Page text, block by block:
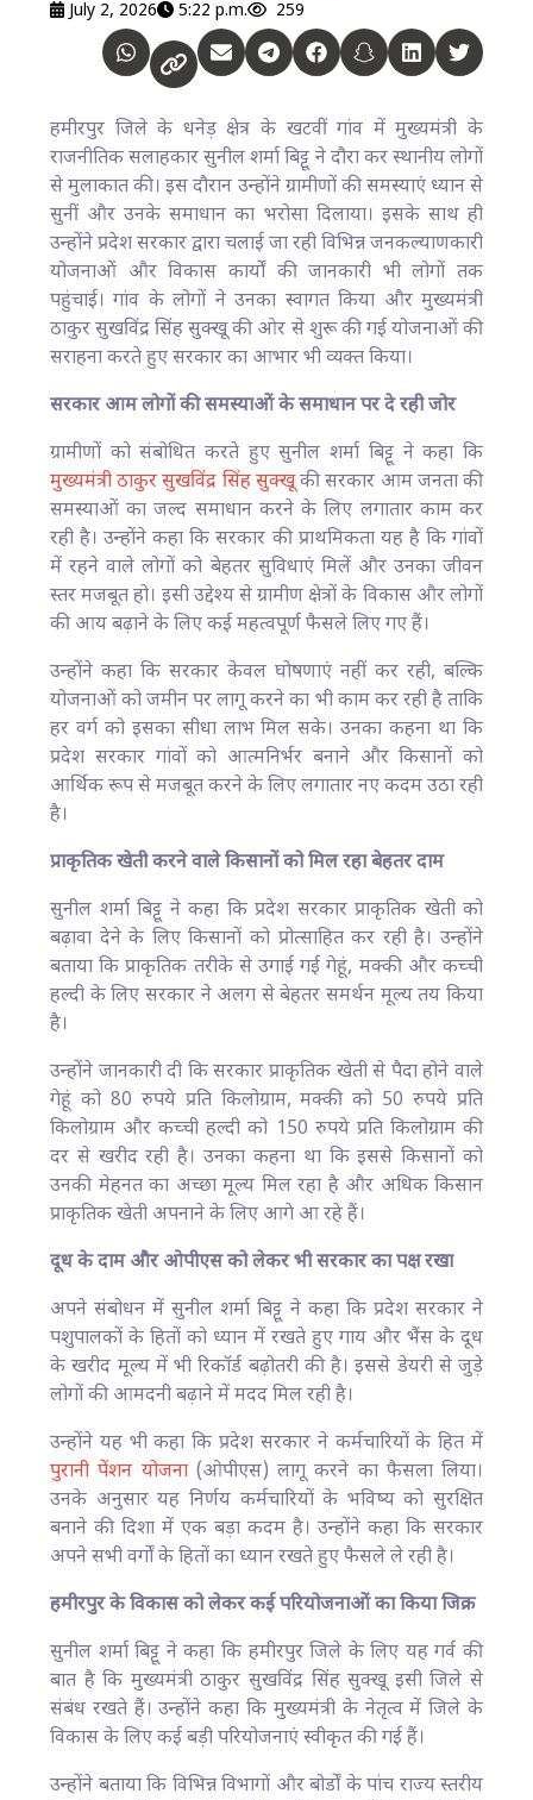
July 2, 2026 5:22 p.m. 259
हमीरपुर जिले के धनेड़ क्षेत्र के खटवीं गांव में मुख्यमंत्री के
राजनीतिक सलाहकार सुनील शर्मा बिट्टू ने दौरा कर स्थानीय लोगों
से मुलाकात की। इस दौरान उन्होंने ग्रामीणों की समस्याएं ध्यान से
सुनीं और उनके समाधान का भरोसा दिलाया। इसके साथ ही
उन्होंने प्रदेश सरकार द्वारा चलाई जा रही विभिन्न जनकल्याणकारी
योजनाओं और विकास कार्यों की जानकारी भी लोगों तक
पहुंचाई। गांव के लोगों ने उनका स्वागत किया और मुख्यमंत्री
ठाकुर सुखविंद्र सिंह सुक्खू की ओर से शुरू की गई योजनाओं की
सराहना करते हुए सरकार का आभार भी व्यक्त किया।
सरकार आम लोगों की समस्याओं के समाधान पर दे रही जोर
ग्रामीणों को संबोधित करते हुए सुनील शर्मा बिट्टू ने कहा कि
मुख्यमंत्री ठाकुर सुखविंद्र सिंह सुक्खूकी सरकार आम जनता की
समस्याओं का जल्द समाधान करने के लिए लगातार काम कर
रही है। उन्होंने कहा कि सरकार की प्राथमिकता यह है कि गांवों
में रहने वाले लोगों को बेहतर सुविधाएं मिलें और उनका जीवन
स्तर मजबूत हो। इसी उद्देश्य से ग्रामीण क्षेत्रों के विकास और लोगों
की आय बढ़ाने के लिए कई महत्वपूर्ण फैसले लिए गए हैं।
उन्होंने कहा कि सरकार केवल घोषणाएं नहीं कर रही, बल्कि
योजनाओं को जमीन पर लागू करने का भी काम कर रही है ताकि
हर वर्ग को इसका सीधा लाभ मिल सके। उनका कहना था कि
प्रदेश सरकार गांवों को आत्मनिर्भर बनाने और किसानों को
आर्थिक रूप से मजबूत करने के लिए लगातार नए कदम उठा रही
है।
प्राकृतिक खेती करने वाले किसानों को मिल रहा बेहतर दाम
सुनील शर्मा बिट्टू ने कहा कि प्रदेश सरकार प्राकृतिक खेती को
बढ़ावा देने के लिए किसानों को प्रोत्साहित कर रही है। उन्होंने
बताया कि प्राकृतिक तरीके से उगाई गई गेहूं, मक्की और कच्ची
हल्दी के लिए सरकार ने अलग से बेहतर समर्थन मूल्य तय किया
है।
उन्होंने जानकारी दी कि सरकार प्राकृतिक खेती से पैदा होने वाले
गेहूं को 80 रुपये प्रति किलोग्राम, मक्की को 50 रुपये प्रति
किलोग्राम और कच्ची हल्दी को 150 रुपये प्रति किलोग्राम की
दर से खरीद रही है। उनका कहना था कि इससे किसानों को
उनकी मेहनत का अच्छा मूल्य मिल रहा है और अधिक किसान
प्राकृतिक खेती अपनाने के लिए आगे आ रहे हैं।
दूध के दाम और ओपीएस को लेकर भी सरकार का पक्ष रखा
अपने संबोधन में सुनील शर्मा बिट्टू ने कहा कि प्रदेश सरकार ने
पशुपालकों के हितों को ध्यान में रखते हुए गाय और भैंस के दूध
के खरीद मूल्य में भी रिकॉर्ड बढ़ोतरी की है। इससे डेयरी से जुड़े
लोगों की आमदनी बढ़ाने में मदद मिल रही है।
उन्होंने यह भी कहा कि प्रदेश सरकार ने कर्मचारियों के हित में
पुरानी पेंशन योजना(ओपीएस) लागू करने का फैसला लिया।
उनके अनुसार यह निर्णय कर्मचारियों के भविष्य को सुरक्षित
बनाने की दिशा में एक बड़ा कदम है। उन्होंने कहा कि सरकार
अपने सभी वर्गों के हितों का ध्यान रखते हुए फैसले ले रही है।
हमीरपुर के विकास को लेकर कई परियोजनाओं का किया जिक्र
सुनील शर्मा बिट्टू ने कहा कि हमीरपुर जिले के लिए यह गर्व की
बात है कि मुख्यमंत्री ठाकुर सुखविंद्र सिंह सुक्खू इसी जिले से
संबंध रखते हैं। उन्होंने कहा कि मुख्यमंत्री के नेतृत्व में जिले के
विकास के लिए कई बड़ी परियोजनाएं स्वीकृत की गई हैं।
उन्होंने बताया कि विभिन्न विभागों और बोर्डों के पांच राज्य स्तरीय